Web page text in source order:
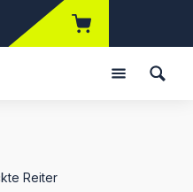
hast 0 Produkte auf dem
Reiter